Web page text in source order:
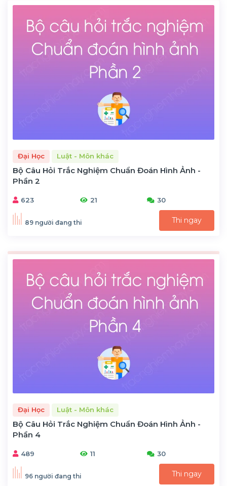
Đại Học Luật - Môn khác
Bộ Câu Hỏi Trắc Nghiệm Chuẩn Đoán Hình Ảnh -
Phần 2
623 21 30
89 người đang thi Thi ngay
Đại Học Luật - Môn khác
Bộ Câu Hỏi Trắc Nghiệm Chuẩn Đoán Hình Ảnh -
Phần 4
489 11 30
96 người đang thi Thi ngay